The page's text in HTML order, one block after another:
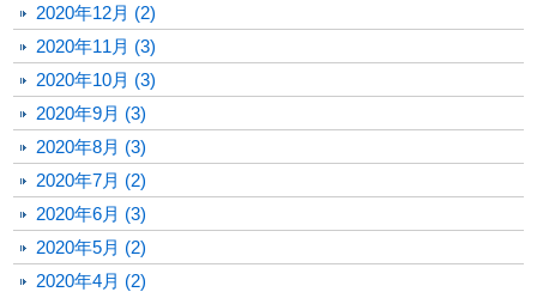
2020年12月 (2)
2020年11月 (3)
2020年10月 (3)
2020年9月 (3)
2020年8月 (3)
2020年7月 (2)
2020年6月 (3)
2020年5月 (2)
2020年4月 (2)